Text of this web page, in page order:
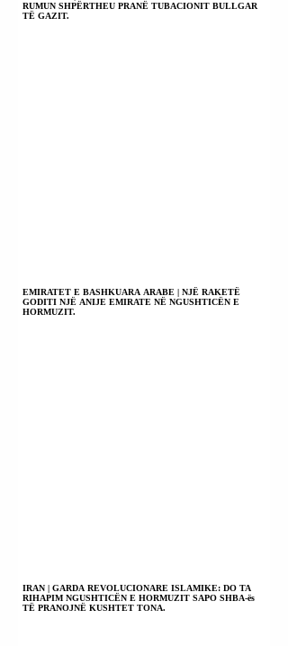
RUMUN SHPËRTHEU PRANË TUBACIONIT BULLGAR
TË GAZIT.
EMIRATET E BASHKUARA ARABE | NJË RAKETË
GODITI NJË ANIJE EMIRATE NË NGUSHTICËN E
HORMUZIT.
IRAN | GARDA REVOLUCIONARE ISLAMIKE: DO TA
RIHAPIM NGUSHTICËN E HORMUZIT SAPO SHBA-ës
TË PRANOJNË KUSHTET TONA.